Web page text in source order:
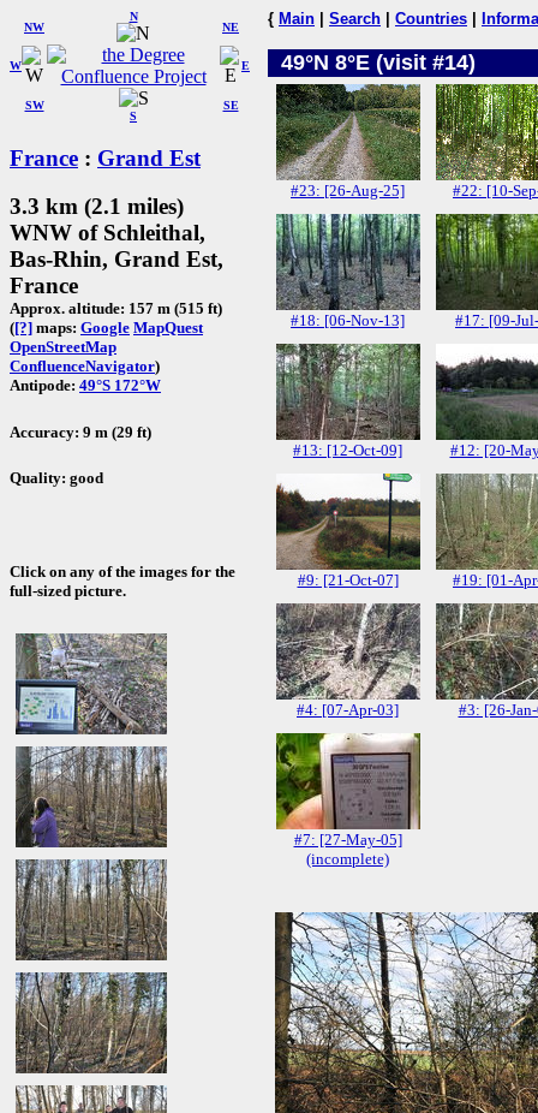
W
NW
N
NE
SW
S
SE
E
France : Grand Est
3.3 km (2.1 miles)
WNW of Schleithal,
Bas-Rhin, Grand Est,
France
Approx. altitude: 157 m (515 ft)
([?] maps: Google MapQuest
OpenStreetMap
ConfluenceNavigator)
Antipode: 49°S 172°W
Accuracy: 9 m (29 ft)
Quality: good
Click on any of the images for the
full-sized picture.
{ Main Search Countries
49°N 8°E (visit #14)
#23: [26-Aug-25] #22: [10-
#18: [06-Nov-13] #17: [09-
#13: [12-Oct-09] #12: [20-
#9: [21-Oct-07] #19: [01-
#4: [07-Apr-03] #3: [26-
#7: [27-May-05]
(incomplete)